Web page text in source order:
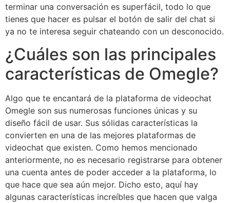
terminar una conversación es superfácil, todo lo que
tienes que hacer es pulsar el botón de salir del chat si
ya no te interesa seguir chateando con un desconocido.
¿Cuáles son las principales
características de Omegle?
Algo que te encantará de la plataforma de videochat
Omegle son sus numerosas funciones únicas y su
diseño fácil de usar. Sus sólidas características la
convierten en una de las mejores plataformas de
videochat que existen. Como hemos mencionado
anteriormente, no es necesario registrarse para obtener
una cuenta antes de poder acceder a la plataforma, lo
que hace que sea aún mejor. Dicho esto, aquí hay
algunas características increíbles que hacen que valga